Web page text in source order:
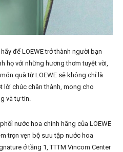
để LOEWE trở thành người bạn
họ với những hương thơm tuyệt vời,
quà từ LOEWE sẽ không chỉ là
lời chúc chân thành, mong cho
và tự tin.
nước hoa chính hãng của LOEWE
trọn vẹn bộ sưu tập nước hoa
ở tầng 1, TTTM Vincom Center